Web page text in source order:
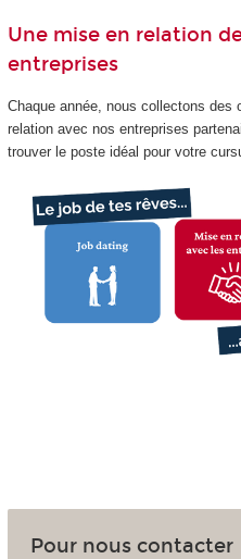
Une mise en relation
entreprises
Chaque année, nous collectons des
relation avec nos entreprises
trouver le poste idéal pour votre
Pour nous contacter